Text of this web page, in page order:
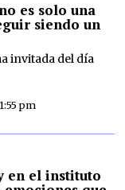
es solo una
siendo un
invitada del día
pm
en el instituto